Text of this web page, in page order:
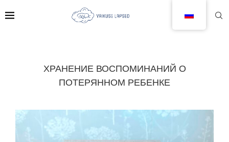
ХРАНЕНИЕ ВОСПОМИНАНИЙ О
ПОТЕРЯННОМ РЕБЕНКЕ